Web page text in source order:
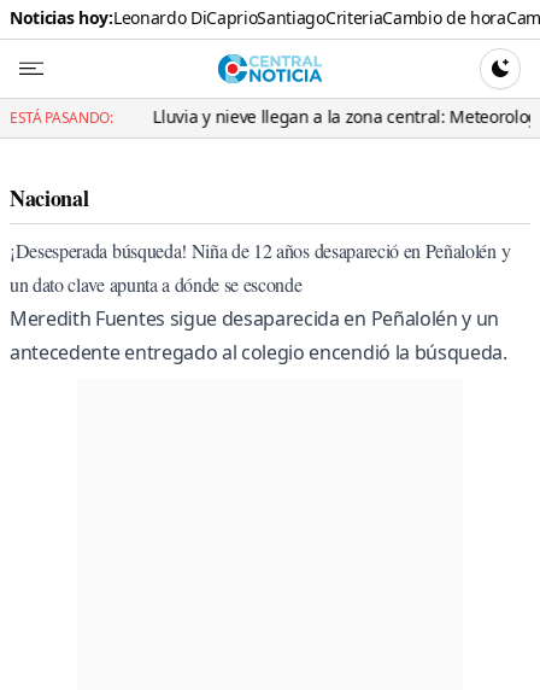
Noticias hoy:Leonardo DiCaprioSantiagoCriteriaCambio de hora
Central
ESTÁ PASANDO:Lluvia y nieve llegan a la zona central: Meteorología advierte
Nacional
¡Desesperada búsqueda! Niña de 12 años desapareció en Peñalolén y
un dato clave apunta a dónde se esconde
Meredith Fuentes sigue desaparecida en Peñalolén y un
antecedente entregado al colegio encendió la búsqueda.